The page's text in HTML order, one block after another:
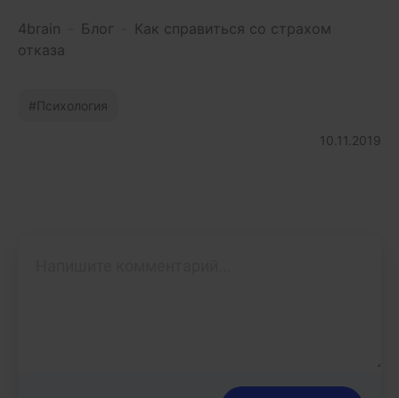
4brain Блог
Как справиться со страхом
отказа
Психология
10.11.2019